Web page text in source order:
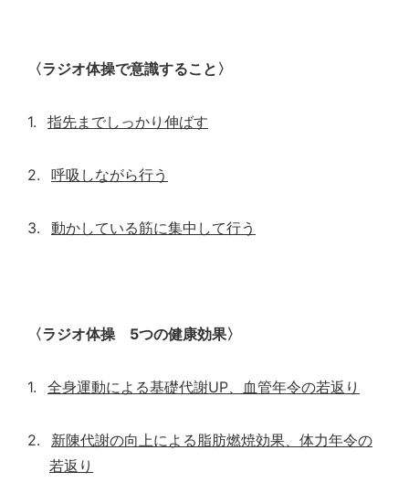
〈ラジオ体操で意識すること〉
1. 指先までしっかり伸ばす
2. 呼吸しながら行う
3. 動かしている筋に集中して行う
〈ラジオ体操 5つの健康効果〉
1. 全身運動による基礎代謝UP、血管年令の若返り
2.
新陳代謝の向上による脂肪燃焼効果、体力年令の
若返り